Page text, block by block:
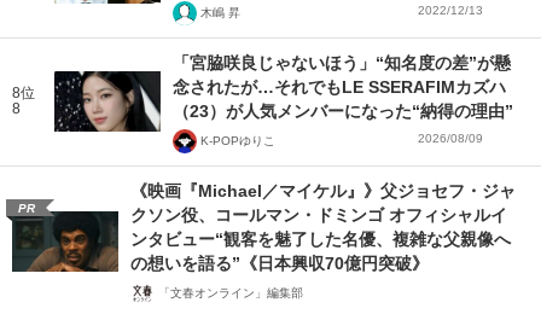
木嶋 昇 2022/12/13
8位
8
「宮脇咲良じゃないほう」“知名度の差”が懸
念されたが…それでもLE SSERAFIMカズハ
（23）が人気メンバーになった“納得の理由”
K-POPゆりこ 2026/08/09
PR
《映画『Michael／マイケル』》父ジョセフ・ジャ
クソン役、コールマン・ドミンゴ オフィシャルイ
ンタビュー“観客を魅了した名優、複雑な父親像へ
の想いを語る”《日本興収70億円突破》
「文春オンライン」編集部